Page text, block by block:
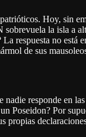
Hoy, sin
la isla a
respuesta no
de sus
responde en
Poseidon? Por
propias